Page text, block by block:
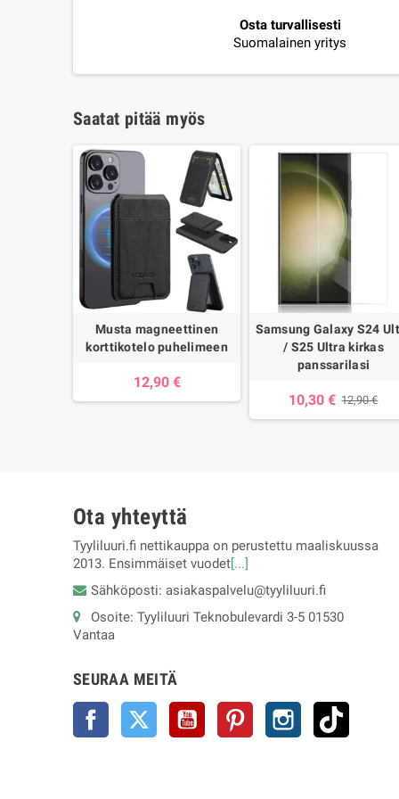
Osta turvallisesti
Suomalainen yritys
Saatat pitää myös
Musta magneettinen
korttikotelo puhelimeen
12,90 €
Samsung Galaxy S24
/ S25 Ultra kirkas
panssarilasi
10,30 € 12,90 €
Ota yhteyttä
Tyyliluuri.fi nettikauppa on perustettu maaliskuussa
2013. Ensimmäiset vuodet[...]
Sähköposti: asiakaspalvelu@tyyliluuri.fi
Osoite: Tyyliluuri Teknobulevardi 3-5 01530
Vantaa
SEURAA MEITÄ
Facebook Twitter YouTube Pinterest Instagram